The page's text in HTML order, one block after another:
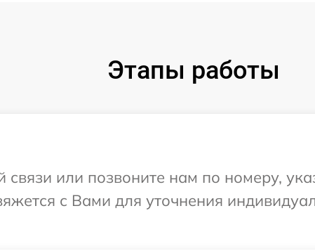
Этапы работы
или позвоните нам по номеру,
с Вами для уточнения